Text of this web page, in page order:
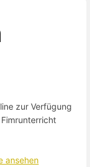
zur Verfügung
ansehen